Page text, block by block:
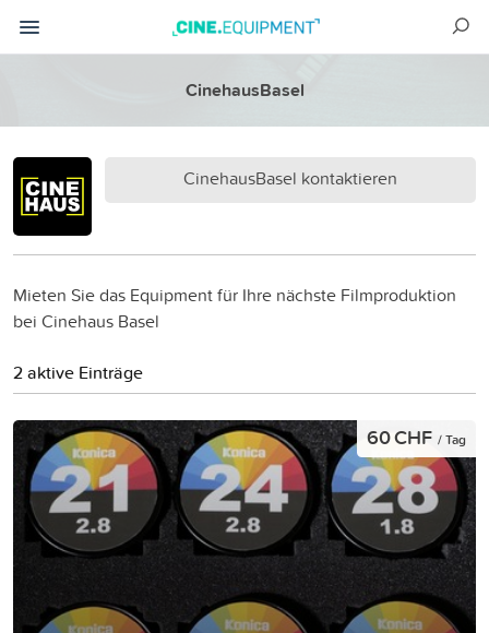
CinehausBasel
CinehausBasel kontaktieren
Mieten Sie das Equipment für Ihre nächste Filmproduktion
bei Cinehaus Basel
2 aktive Einträge
60 CHF / Tag